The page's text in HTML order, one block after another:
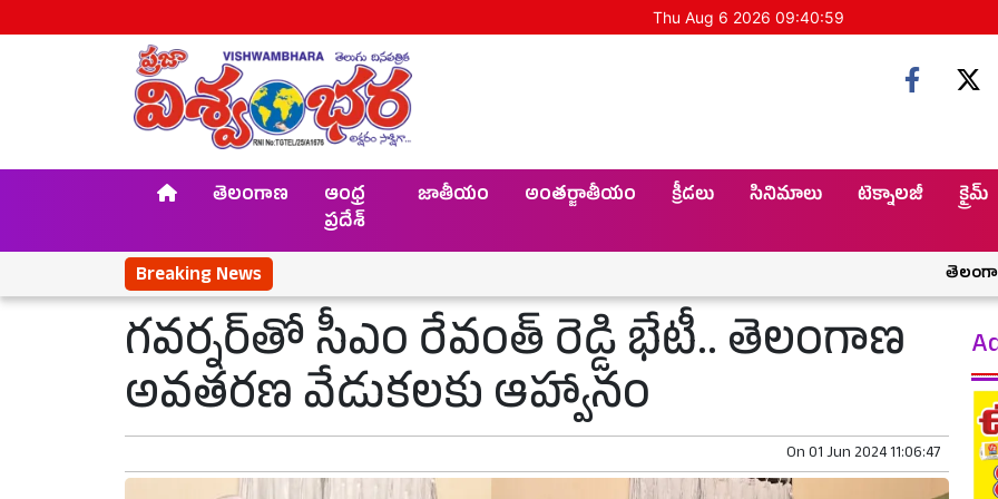
Thu Aug 6 2026 09:41:00
తెలంగాణ
ఆంధ్ర
ప్రదేశ్
జాతీయం అంతర్జాతీయం క్రీడలు సినిమాలు టెక్నాలజీ క్రైమ్
Breaking News తెలంగాణకు
గవర్నర్‌‌తో సీఎం రేవంత్ రెడ్డి భేటీ.. తెలంగాణ
అవతరణ వేడుకలకు ఆహ్వానం
On01 Jun 2024 11:06:47